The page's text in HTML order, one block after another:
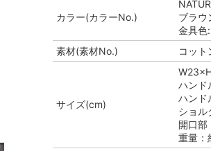
カラー(カラーNo.)
ブラウ
金具色
素材(素材No.)
コット
サイズ(cm)
ハンド
ハンド
ショル
開口部
重量：